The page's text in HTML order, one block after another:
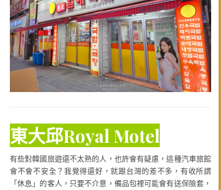
東大邱Royal Motel
有些對韓國旅遊還不太熟的人，也許會有疑慮，這種汽車旅館
會不會不安全？我覺得還好，就跟台灣的差不多，有收所謂
「休息」的客人，只要不介意，備品包裡可能會有送保險套，